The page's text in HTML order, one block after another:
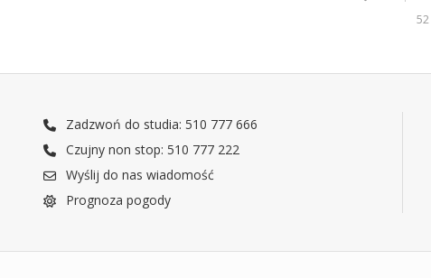
Zadzwoń do studia: 510 777 666
Czujny non stop: 510 777 222
Wyślij do nas wiadomość
Prognoza pogody